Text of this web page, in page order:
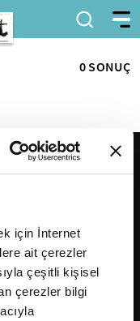
için İnternet
ait çerezler
çeşitli kişisel
çerezler bilgi
0 SONUÇ